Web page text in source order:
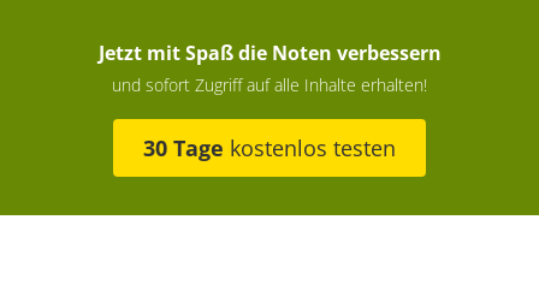
Jetzt mit Spaß die Noten verbessern
und sofort Zugriff auf alle Inhalte erhalten!
30 Tage kostenlos testen